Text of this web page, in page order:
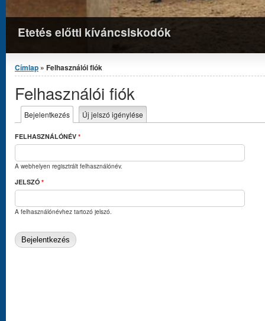
Etetés előtti kíváncsiskodók
Jelenlegi hely
Címlap » Felhasználói fiók
Felhasználói fiók
Elsődleges fülek
Bejelentkezés (aktív fül)
Új jelszó igénylése
FELHASZNÁLÓNÉV *
A webhelyen regisztrált felhasználónév.
JELSZÓ *
A felhasználónévhez tartozó jelszó.